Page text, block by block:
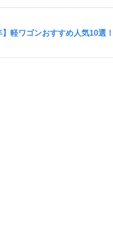
】軽ワゴンおすすめ人気10選